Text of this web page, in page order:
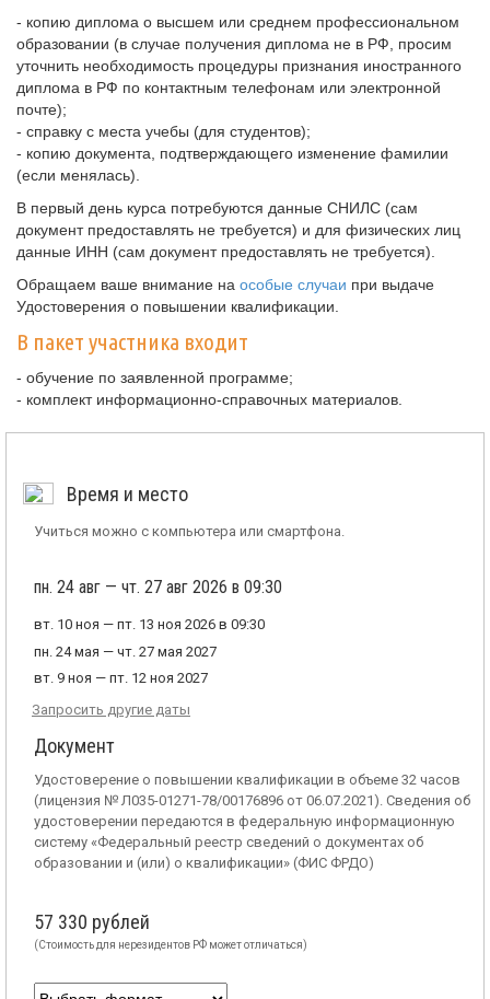
- копию диплома о высшем или среднем профессиональном
образовании (в случае получения диплома не в РФ, просим
уточнить необходимость процедуры признания иностранного
диплома в РФ по контактным телефонам или электронной
почте);
- справку с места учебы (для студентов);
- копию документа, подтверждающего изменение фамилии
(если менялась).
В первый день курса потребуются данные СНИЛС (сам
документ предоставлять не требуется) и для физических лиц
данные ИНН (сам документ предоставлять не требуется).
Обращаем ваше внимание на особые случаи при выдаче
Удостоверения о повышении квалификации.
В пакет участника входит
- обучение по заявленной программе;
- комплект информационно-справочных материалов.
Время и место
Учиться можно с компьютера или смартфона.
пн. 24 авг — чт. 27 авг 2026 в 09:30
вт. 10 ноя — пт. 13 ноя 2026 в 09:30
пн. 24 мая — чт. 27 мая 2027
вт. 9 ноя — пт. 12 ноя 2027
Запросить другие даты
Документ
Удостоверение о повышении квалификации в объеме 32 часов
(лицензия № Л035-01271-78/00176896 от 06.07.2021). Сведения об
удостоверении передаются в федеральную информационную
систему «Федеральный реестр сведений о документах об
образовании и (или) о квалификации» (ФИС ФРДО)
57 330 рублей
(Стоимость для нерезидентов РФ может отличаться)